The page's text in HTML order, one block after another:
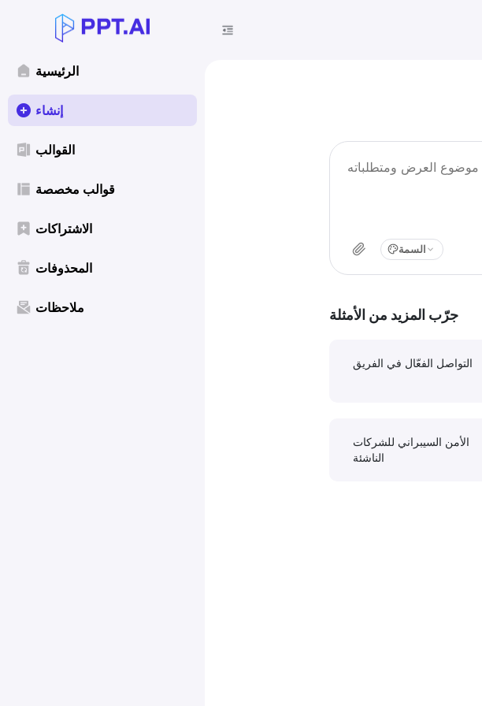
الرئيسية
إنشاء
القوالب
قوالب مخصصة
الاشتراكات
المحذوفات
ملاحظات
السمة
جرّب المزيد من الأمثلة
التواصل الفعّال في الفريق
الأمن السيبراني للشركات
الناشئة